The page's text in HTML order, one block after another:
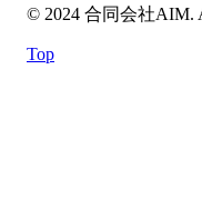
© 2024 合同会社AIM.
Top